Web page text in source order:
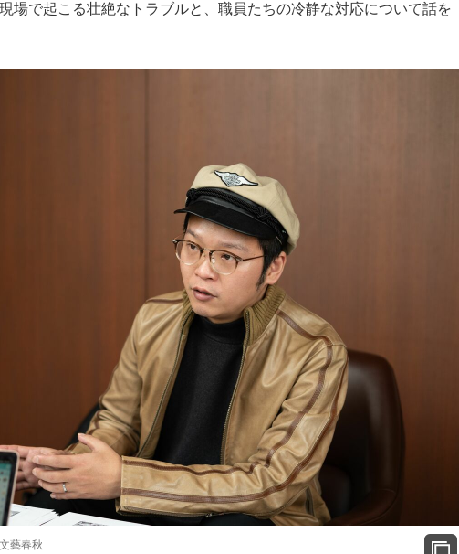
場で起こる壮絶なトラブルと、職員たちの冷静な対応について話を
藝春秋